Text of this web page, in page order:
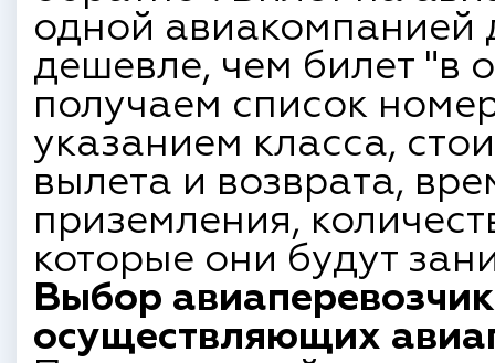
одной авиакомпанией
дешевле, чем билет "в
получаем список
указанием класса,
вылета и возврата,
приземления,
которые они будут
Выбор
осуществляющих